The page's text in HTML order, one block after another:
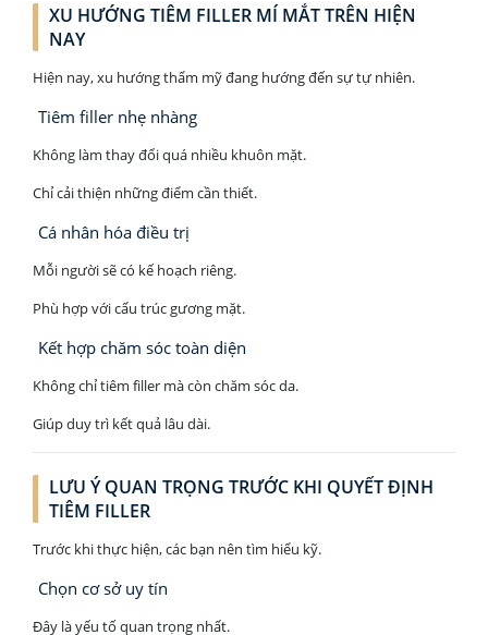
XU HƯỚNG TIÊM FILLER MÍ MẮT TRÊN HIỆN
NAY
Hiện nay, xu hướng thẩm mỹ đang hướng đến sự tự nhiên.
Tiêm filler nhẹ nhàng
Không làm thay đổi quá nhiều khuôn mặt.
Chỉ cải thiện những điểm cần thiết.
Cá nhân hóa điều trị
Mỗi người sẽ có kế hoạch riêng.
Phù hợp với cấu trúc gương mặt.
Kết hợp chăm sóc toàn diện
Không chỉ tiêm filler mà còn chăm sóc da.
Giúp duy trì kết quả lâu dài.
LƯU Ý QUAN TRỌNG TRƯỚC KHI QUYẾT ĐỊNH
TIÊM FILLER
Trước khi thực hiện, các bạn nên tìm hiểu kỹ.
Chọn cơ sở uy tín
Đây là yếu tố quan trọng nhất.